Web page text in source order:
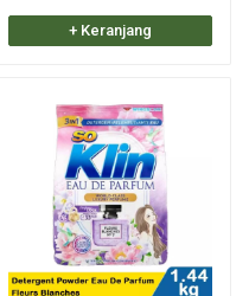
+ Keranjang